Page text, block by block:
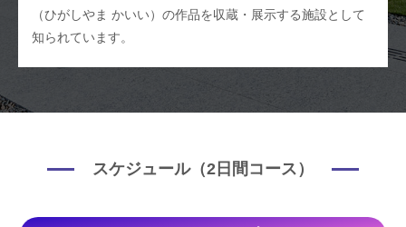
（ひがしやま かいい）の作品を収蔵・展示する施設として
知られています。
スケジュール（2日間コース）